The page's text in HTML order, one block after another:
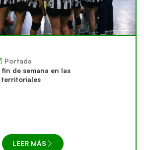
Portada
de semana en las
territoriales
LEER MÁS